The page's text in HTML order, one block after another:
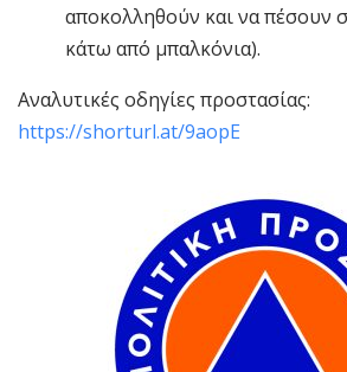
αποκολληθούν και να πέσουν
κάτω από μπαλκόνια).
Αναλυτικές οδηγίες προστασίας:
https://shorturl.at/9aopE